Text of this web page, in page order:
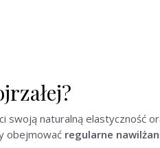
naturalną elastyczność
obejmować regularne